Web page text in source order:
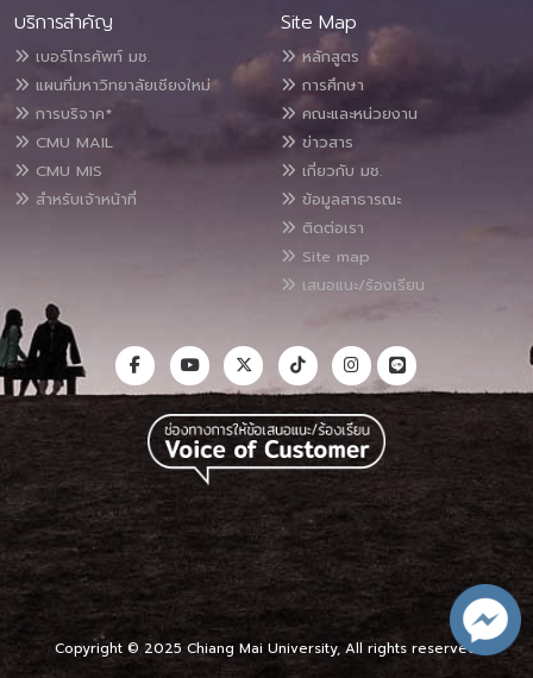
บริการสำคัญ
เบอร์โทรศัพท์ มช.
แผนที่มหาวิทยาลัยเชียงใหม่
การบริจาค*
CMU MAIL
CMU MIS
สำหรับเจ้าหน้าที่
Site Map
หลักสูตร
การศึกษา
คณะและหน่วยงาน
ข่าวสาร
เกี่ยวกับ มช.
ข้อมูลสาธารณะ
ติดต่อเรา
Site map
เสนอแนะ/ร้องเรียน
Copyright © 2025 Chiang Mai University, All rights reserved.